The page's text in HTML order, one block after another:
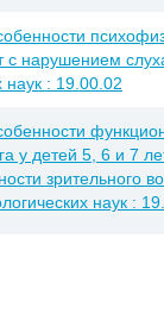
с нарушением
наук : 19.00.02
у детей 5, 6 и 7
зрительного
наук :